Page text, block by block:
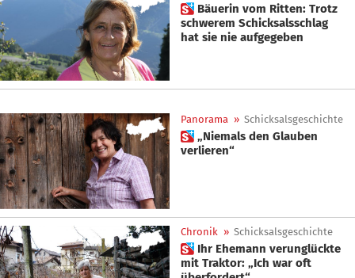
 Bäuerin vom Ritten: Trotz
schwerem Schicksalsschlag
hat sie nie aufgegeben
Panorama » Schicksalsgeschichte
 „Niemals den Glauben
verlieren“
Chronik » Schicksalsgeschichte
 Ihr Ehemann verunglückte
mit Traktor: „Ich war oft